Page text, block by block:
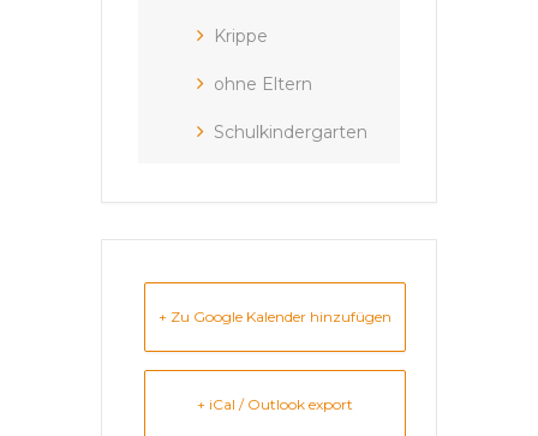
Krippe
ohne Eltern
Schulkindergarten
+ Zu Google Kalender hinzufügen
+ iCal / Outlook export